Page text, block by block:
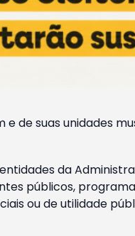
de suas unidades
da
públicos,
ou de utilidade